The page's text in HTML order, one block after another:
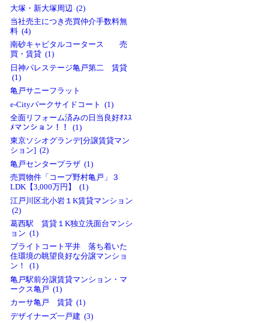
大塚・新大塚周辺 (2)
当社売主につき売買仲介手数料無
料 (4)
南砂キャピタルコータース 売
買・賃貸 (1)
日神パレステージ亀戸第二 賃貸
(1)
亀戸サニーフラット
e-Cityパークサイドコート (1)
全面リフォーム済みの日当良好ｵｽｽ
ﾒマンション！！ (1)
東京ソシオグランデ[分譲賃貸マン
ション] (2)
亀戸センタープラザ (1)
売買物件「コープ野村亀戸」３
LDK【3,000万円】 (1)
江戸川区北小岩１K賃貸マンション
(2)
葛西駅 賃貸１K独立洗面台マンシ
ョン (1)
ブライトコート平井 落ち着いた
住環境の眺望良好な分譲マンショ
ン！ (1)
亀戸駅前分譲賃貸マンション・マ
ークス亀戸 (1)
カーサ亀戸 賃貸 (1)
デザイナーズ一戸建 (3)